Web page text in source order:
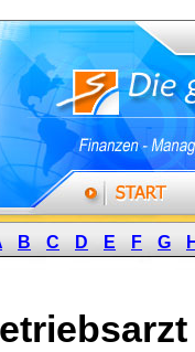
B C D E F G